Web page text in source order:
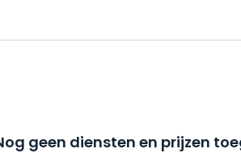
geen diensten en prijzen